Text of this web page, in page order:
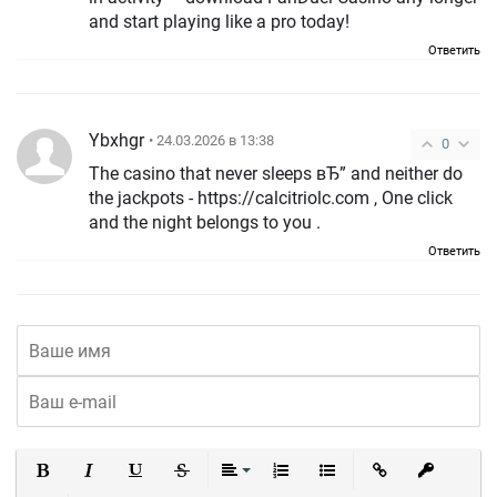
and start playing like a pro today!
Ответить
0
Ybxhgr • 24.03.2026 в 13:38
The casino that never sleeps вЂ” and neither do
the jackpots - https://calcitriolc.com , One click
and the night belongs to you .
Ответить